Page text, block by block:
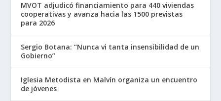
MVOT adjudicó financiamiento para 440 viviendas
cooperativas y avanza hacia las 1500 previstas
para 2026
Sergio Botana: “Nunca vi tanta insensibilidad de un
Gobierno”
Iglesia Metodista en Malvín organiza un encuentro
de jóvenes